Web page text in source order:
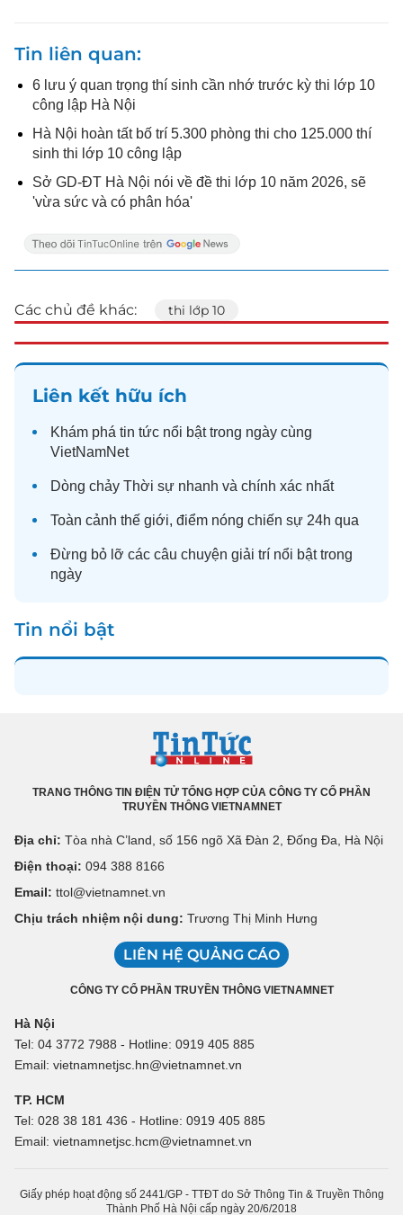
Tin liên quan
6 lưu ý quan trọng thí sinh cần nhớ trước kỳ thi lớp 10
công lập Hà Nội
Hà Nội hoàn tất bố trí 5.300 phòng thi cho 125.000 thí
sinh thi lớp 10 công lập
Sở GD-ĐT Hà Nội nói về đề thi lớp 10 năm 2026, sẽ
'vừa sức và có phân hóa'
Các chủ đề khác: thi lớp 10
Liên kết hữu ích
Khám phá tin tức nổi bật trong ngày cùng
VietNamNet
Dòng chảy Thời sự nhanh và chính xác nhất
Toàn cảnh thế giới, điểm nóng chiến sự 24h qua
Đừng bỏ lỡ các câu chuyện giải trí nổi bật trong
ngày
Tin nổi bật
TRANG THÔNG TIN ĐIỆN TỬ TỔNG HỢP CỦA CÔNG TY CỔ PHẦN
TRUYỀN THÔNG VIETNAMNET
Địa chỉ: Tòa nhà C’land, số 156 ngõ Xã Đàn 2, Đống Đa, Hà Nội
Điện thoại: 094 388 8166
Email: ttol@vietnamnet.vn
Chịu trách nhiệm nội dung: Trương Thị Minh Hưng
LIÊN HỆ QUẢNG CÁO
CÔNG TY CỔ PHẦN TRUYỀN THÔNG VIETNAMNET
Hà Nội
Tel: 04 3772 7988 - Hotline: 0919 405 885
Email: vietnamnetjsc.hn@vietnamnet.vn
TP. HCM
Tel: 028 38 181 436 - Hotline: 0919 405 885
Email: vietnamnetjsc.hcm@vietnamnet.vn
Giấy phép hoạt động số 2441/GP - TTĐT do Sở Thông Tin & Truyền Thông
Thành Phố Hà Nội cấp ngày 20/6/2018